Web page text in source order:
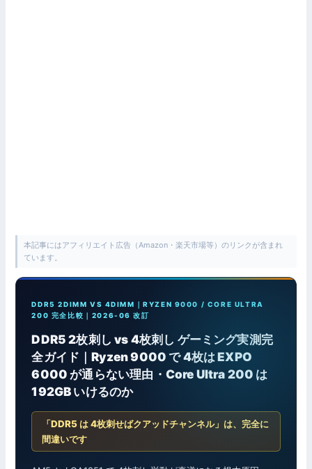
本記事にはアフィリエイト広告（Amazon・楽天市場等）のリンクが含まれ
ています。
DDR5 2DIMM VS 4DIMM｜RYZEN 9000 / CORE ULTRA
200 完全比較｜2026-06 改訂
DDR5 2枚刺し vs 4枚刺し ゲーミング実測完
全ガイド｜Ryzen 9000 で 4枚は EXPO
6000 が通らない理由・Core Ultra 200 は
192GB いけるのか
「DDR5 は 4枚刺せばクアッドチャンネル」は、完全に
間違いです